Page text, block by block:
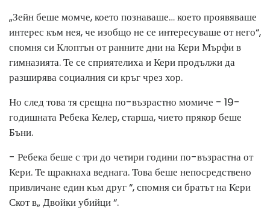
„Зейн беше момче, което познаваше… което проявяваше
интерес към нея, че изобщо не се интересуваше от него“,
спомня си Клоптън от ранните дни на Кери Мърфи в
гимназията. Те се сприятелиха и Кери продължи да
разширява социалния си кръг чрез хор.
Но след това тя срещна по-възрастно момиче - 19-
годишната Ребека Келер, старша, чието прякор беше
Бъни.
- Ребека беше с три до четири години по-възрастна от
Кери. Те щракнаха веднага. Това беше непосредствено
привличане един към друг “, спомня си братът на Кери
Скот в„ Двойки убийци “.